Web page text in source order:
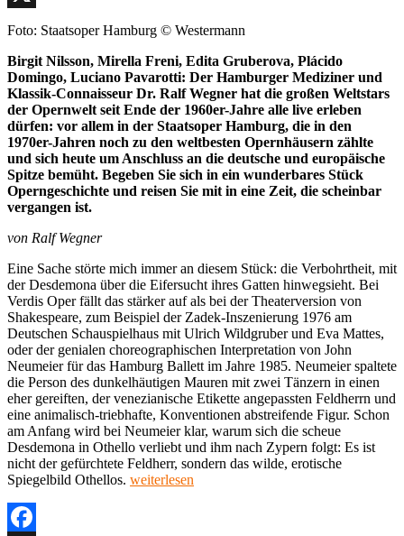
X
Foto: Staatsoper Hamburg © Westermann
Birgit Nilsson, Mirella Freni, Edita Gruberova, Plácido
Domingo, Luciano Pavarotti: Der Hamburger Mediziner und
Klassik-Connaisseur Dr. Ralf Wegner hat die großen Weltstars
der Opernwelt seit Ende der 1960er-Jahre alle live erleben
dürfen: vor allem in der Staatsoper Hamburg, die in den
1970er-Jahren noch zu den weltbesten Opernhäusern zählte
und sich heute um Anschluss an die deutsche und europäische
Spitze bemüht. Begeben Sie sich in ein wunderbares Stück
Operngeschichte und reisen Sie mit in eine Zeit, die scheinbar
vergangen ist.
von Ralf Wegner
Eine Sache störte mich immer an diesem Stück: die Verbohrtheit, mit
der Desdemona über die Eifersucht ihres Gatten hinwegsieht. Bei
Verdis Oper fällt das stärker auf als bei der Theaterversion von
Shakespeare, zum Beispiel der Zadek-Inszenierung 1976 am
Deutschen Schauspielhaus mit Ulrich Wildgruber und Eva Mattes,
oder der genialen choreographischen Interpretation von John
Neumeier für das Hamburg Ballett im Jahre 1985. Neumeier spaltete
die Person des dunkelhäutigen Mauren mit zwei Tänzern in einen
eher gereiften, der venezianische Etikette angepassten Feldherrn und
eine animalisch-triebhafte, Konventionen abstreifende Figur. Schon
am Anfang wird bei Neumeier klar, warum sich die scheue
Desdemona in Othello verliebt und ihm nach Zypern folgt: Es ist
nicht der gefürchtete Feldherr, sondern das wilde, erotische
Spiegelbild Othellos. „Meine
weiterlesen